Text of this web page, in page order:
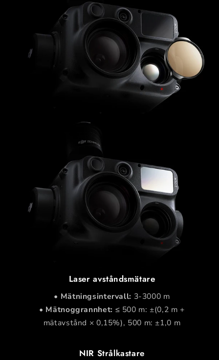
Laser avståndsmätare
• Mätningsintervall: 3-3000 m
• Mätnoggrannhet: ≤ 500 m: ±(0,2 m +
mätavstånd × 0,15%), 500 m: ±1,0 m
NIR Strålkastare